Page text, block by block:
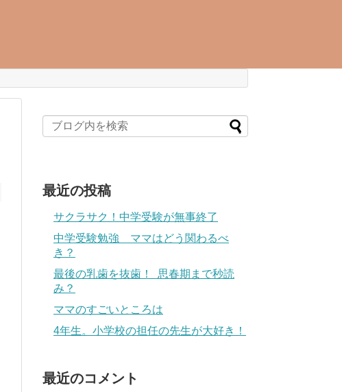
最近の投稿
サクラサク！中学受験が無事終了
中学受験勉強 ママはどう関わるべ
き？
最後の乳歯を抜歯！ 思春期まで秒読
み？
ママのすごいところは
4年生。小学校の担任の先生が大好き！
最近のコメント